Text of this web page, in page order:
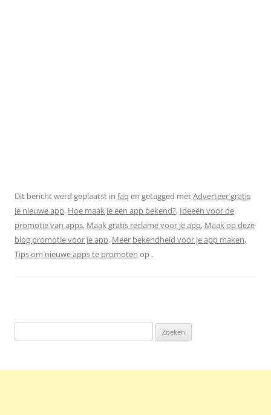
Dit bericht werd geplaatst in faq en getagged metAdverteer gratis
je nieuwe app, Hoe maak je een app bekend?, Ideeën voor de
promotie van apps, Maak gratis reclame voor je app, Maak op deze
blog promotie voor je app, Meer bekendheid voor je app maken,
Tips om nieuwe apps te promoten op .
naar: